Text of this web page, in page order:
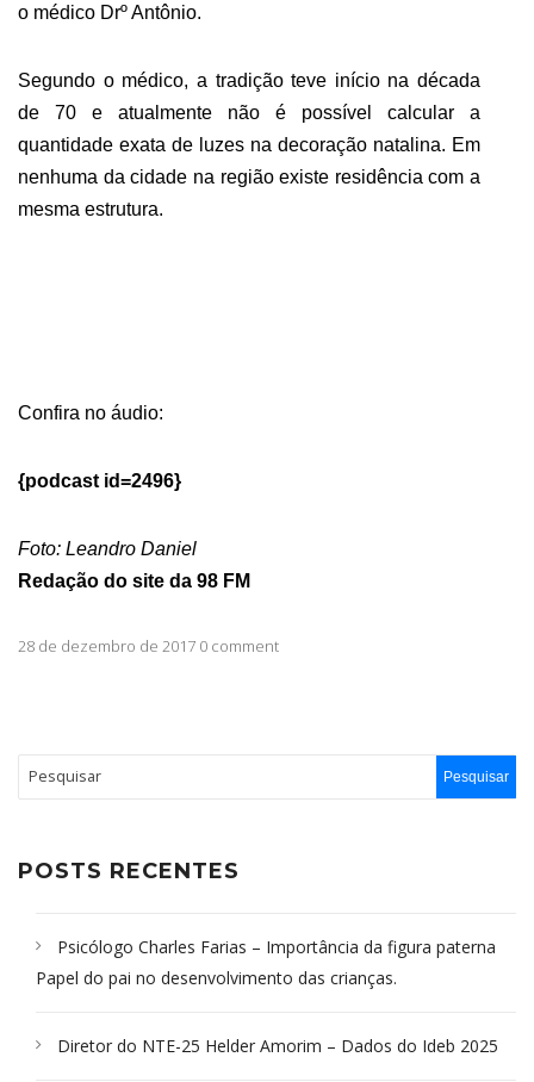
o médico Drº Antônio.
Segundo o médico, a tradição teve início na década
de 70 e atualmente não é possível calcular a
quantidade exata de luzes na decoração natalina. Em
nenhuma da cidade na região existe residência com a
mesma estrutura.
Confira no áudio:
{podcast id=2496}
Foto: Leandro Daniel
Redação do site da 98 FM
28 de dezembro de 2017 0 comment
POSTS RECENTES
Psicólogo Charles Farias – Importância da figura paterna
Papel do pai no desenvolvimento das crianças.
Diretor do NTE-25 Helder Amorim – Dados do Ideb 2025